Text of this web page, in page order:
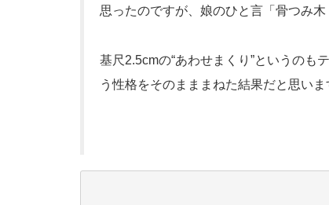
思ったのですが、娘のひと言「骨つみ
基尺2.5cmの“あわせまくり”というのも
う性格をそのまままねた結果だと思いま